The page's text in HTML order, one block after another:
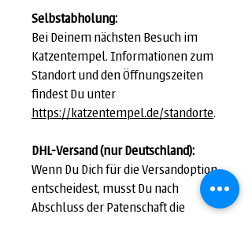
Selbstabholung:
Bei Deinem nächsten Besuch im
Katzentempel. Informationen zum
Standort und den Öffnungszeiten
findest Du unter
https://katzentempel.de/standorte.
DHL-Versand (nur Deutschland):
Wenn Du Dich für die Versandoption
entscheidest, musst Du nach
Abschluss der Patenschaft die